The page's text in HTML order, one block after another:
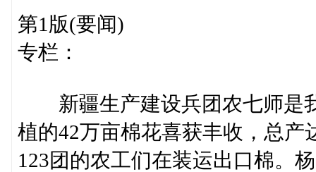
第1版(要闻)
专栏：
新疆生产建设兵团农七师是
植的42万亩棉花喜获丰收，总产
123团的农工们在装运出口棉。